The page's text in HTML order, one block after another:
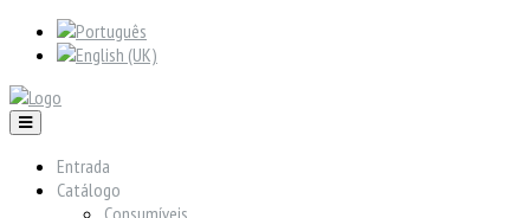
Entrada
Catálogo
Consumíveis